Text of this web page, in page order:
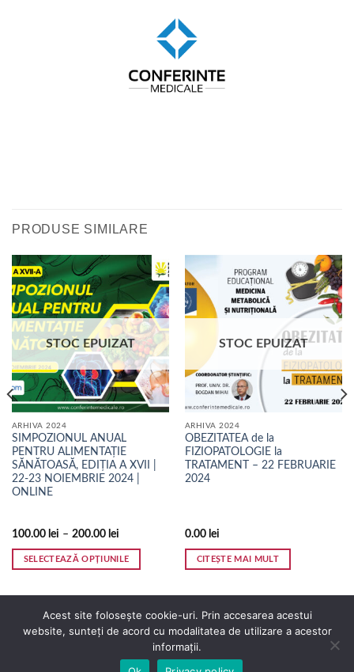
PRODUSE SIMILARE
STOC EPUIZAT
ARHIVA 2024
SIMPOZIONUL ANUAL
PENTRU ALIMENTAȚIE
SĂNĂTOASĂ, EDIȚIA A XVII |
22-23 NOIEMBRIE 2024 |
ONLINE
100.00 lei – 200.00 lei
SELECTEAZĂ OPȚIUNILE
produs
mai
STOC EPUIZAT
ARHIVA 2024
OBEZITATEA de la
FIZIOPATOLOGIE la
TRATAMENT – 22 FEBRUARIE
2024
0.00 lei
CITEȘTE MAI MULT
Conferinte Medicale. All Rights Reserved.
Acest site folosește cookie-uri. Prin accesarea acestui
website, sunteți de acord cu modalitatea de utilizare a acestor
informații.